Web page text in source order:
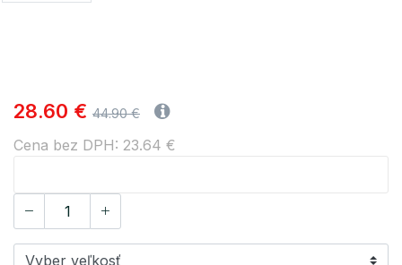
28.60 € 44.90 €
Cena bez DPH: 23.64 €